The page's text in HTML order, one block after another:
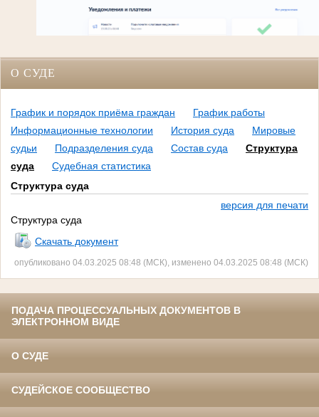
О СУДЕ
График и порядок приёма граждан
График работы
Информационные технологии
История суда
Мировые
судьи
Подразделения суда Состав суда
Структура
суда
Судебная статистика
Структура суда
версия для печати
Структура суда
Скачать документ
опубликовано 04.03.2025 08:48 (МСК), изменено 04.03.2025 08:48 (МСК)
ПОДАЧА ПРОЦЕССУАЛЬНЫХ ДОКУМЕНТОВ В
ЭЛЕКТРОННОМ ВИДЕ
О СУДЕ
СУДЕЙСКОЕ СООБЩЕСТВО